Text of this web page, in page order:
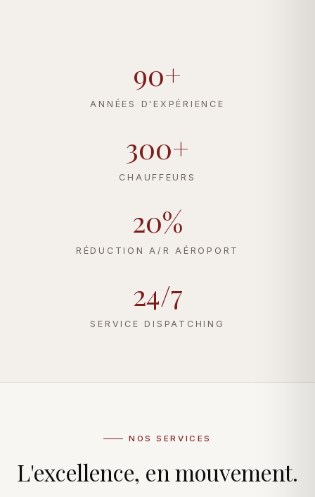
90+
ANNÉES D'EXPÉRIENCE
300+
CHAUFFEURS
20%
RÉDUCTION A/R AÉROPORT
24/7
SERVICE DISPATCHING
NOS SERVICES
L'excellence, en mouvement.